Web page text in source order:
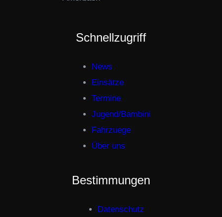
Schnellzugriff
News
Einsätze
Termine
Jugend/Bambini
Fahrzuege
Über uns
Bestimmungen
Datenschutz